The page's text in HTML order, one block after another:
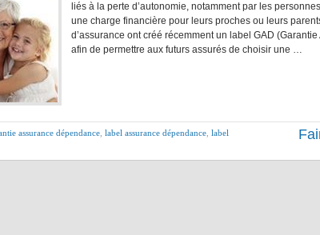
liés à la perte d’autonomie, notamment par les
une charge financière pour leurs proches ou leurs
d’assurance ont créé récemment un label GAD
afin de permettre aux futurs assurés de choisir une …
assurance dépendance label assurance dépendance label